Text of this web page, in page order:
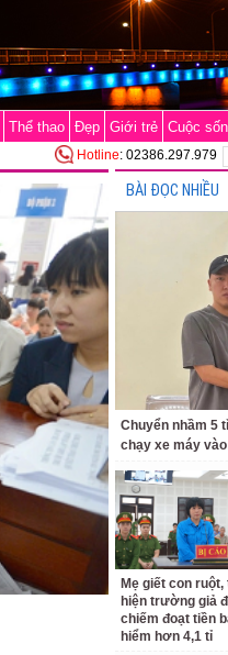
Thể thao Đẹp Giới trẻ Cuộc
Hotline: 02386.297.979
BÀI ĐỌC NHIỀU
Chuyển nhầm 5
chạy xe máy
Mẹ giết con ruột,
hiện trường giả
chiếm đoạt tiền
hiểm hơn 4,1 tỉ